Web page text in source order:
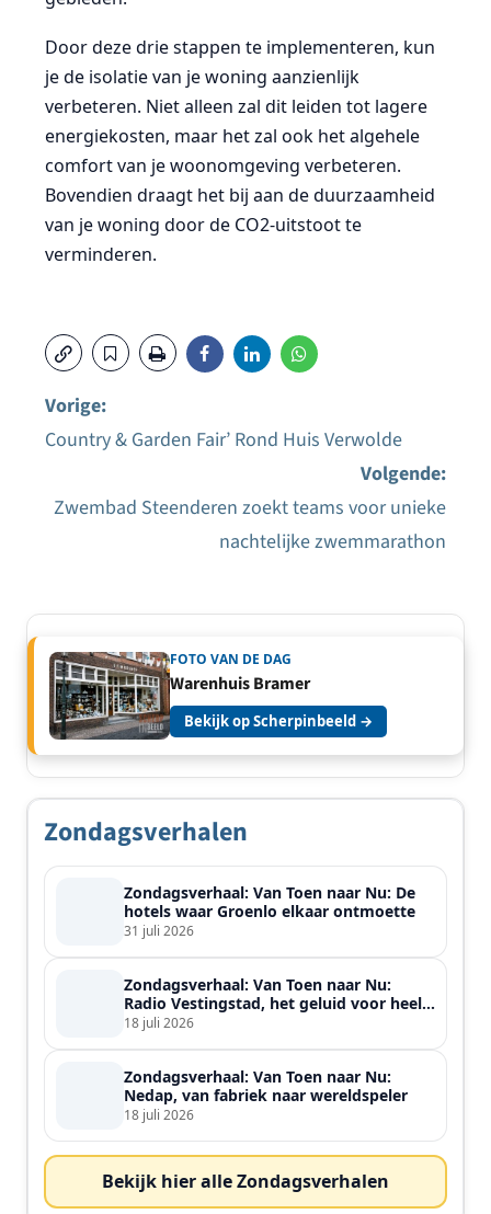
Door deze drie stappen te implementeren, kun
je de isolatie van je woning aanzienlijk
verbeteren. Niet alleen zal dit leiden tot lagere
energiekosten, maar het zal ook het algehele
comfort van je woonomgeving verbeteren.
Bovendien draagt het bij aan de duurzaamheid
van je woning door de CO2-uitstoot te
verminderen.
Bericht
navigatie
Vorige:
Country & Garden Fair’ Rond Huis Verwolde
Volgende:
Zwembad Steenderen zoekt teams voor unieke
nachtelijke zwemmarathon
FOTO VAN DE DAG
Warenhuis Bramer
Bekijk op Scherpinbeeld →
Zondagsverhalen
Zondagsverhaal: Van Toen naar Nu: De
hotels waar Groenlo elkaar ontmoette
31 juli 2026
Zondagsverhaal: Van Toen naar Nu:
Radio Vestingstad, het geluid voor heel
de streek
18 juli 2026
Zondagsverhaal: Van Toen naar Nu:
Nedap, van fabriek naar wereldspeler
18 juli 2026
Bekijk hier alle Zondagsverhalen